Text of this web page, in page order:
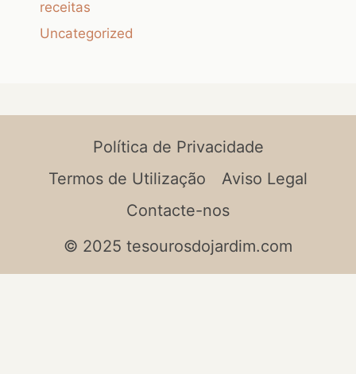
receitas
Uncategorized
Política de Privacidade
Termos de Utilização
Aviso Legal
Contacte-nos
© 2025 tesourosdojardim.com